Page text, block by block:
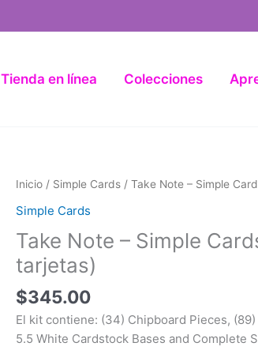
Tienda en línea Colecciones
Inicio / Simple Cards / Take Note – Simple
Simple Cards
Take Note – Simple
tarjetas)
$345.00
El kit contiene: (34) Chipboard Pieces,
5.5 White Cardstock Bases and Complete
Take
Note
Simple
Cards
Card
Kit
(kit
de